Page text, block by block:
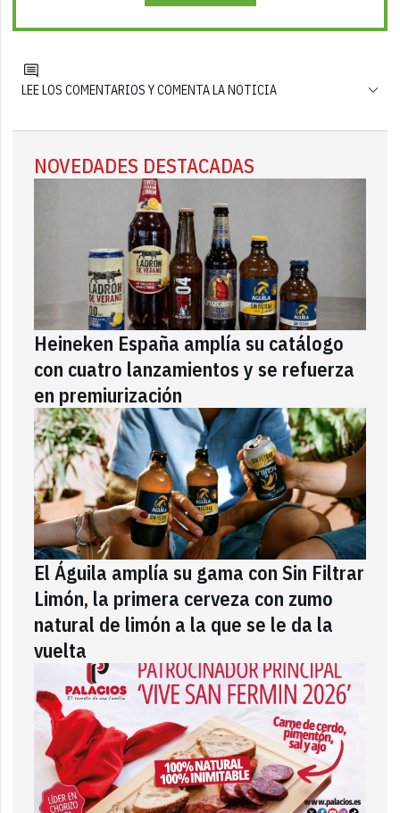
LEE LOS COMENTARIOS Y COMENTA LA NOTICIA
NOVEDADES DESTACADAS
Heineken España amplía su catálogo
con cuatro lanzamientos y se refuerza
en premiurización
El Águila amplía su gama con Sin Filtrar
Limón, la primera cerveza con zumo
natural de limón a la que se le da la
vuelta